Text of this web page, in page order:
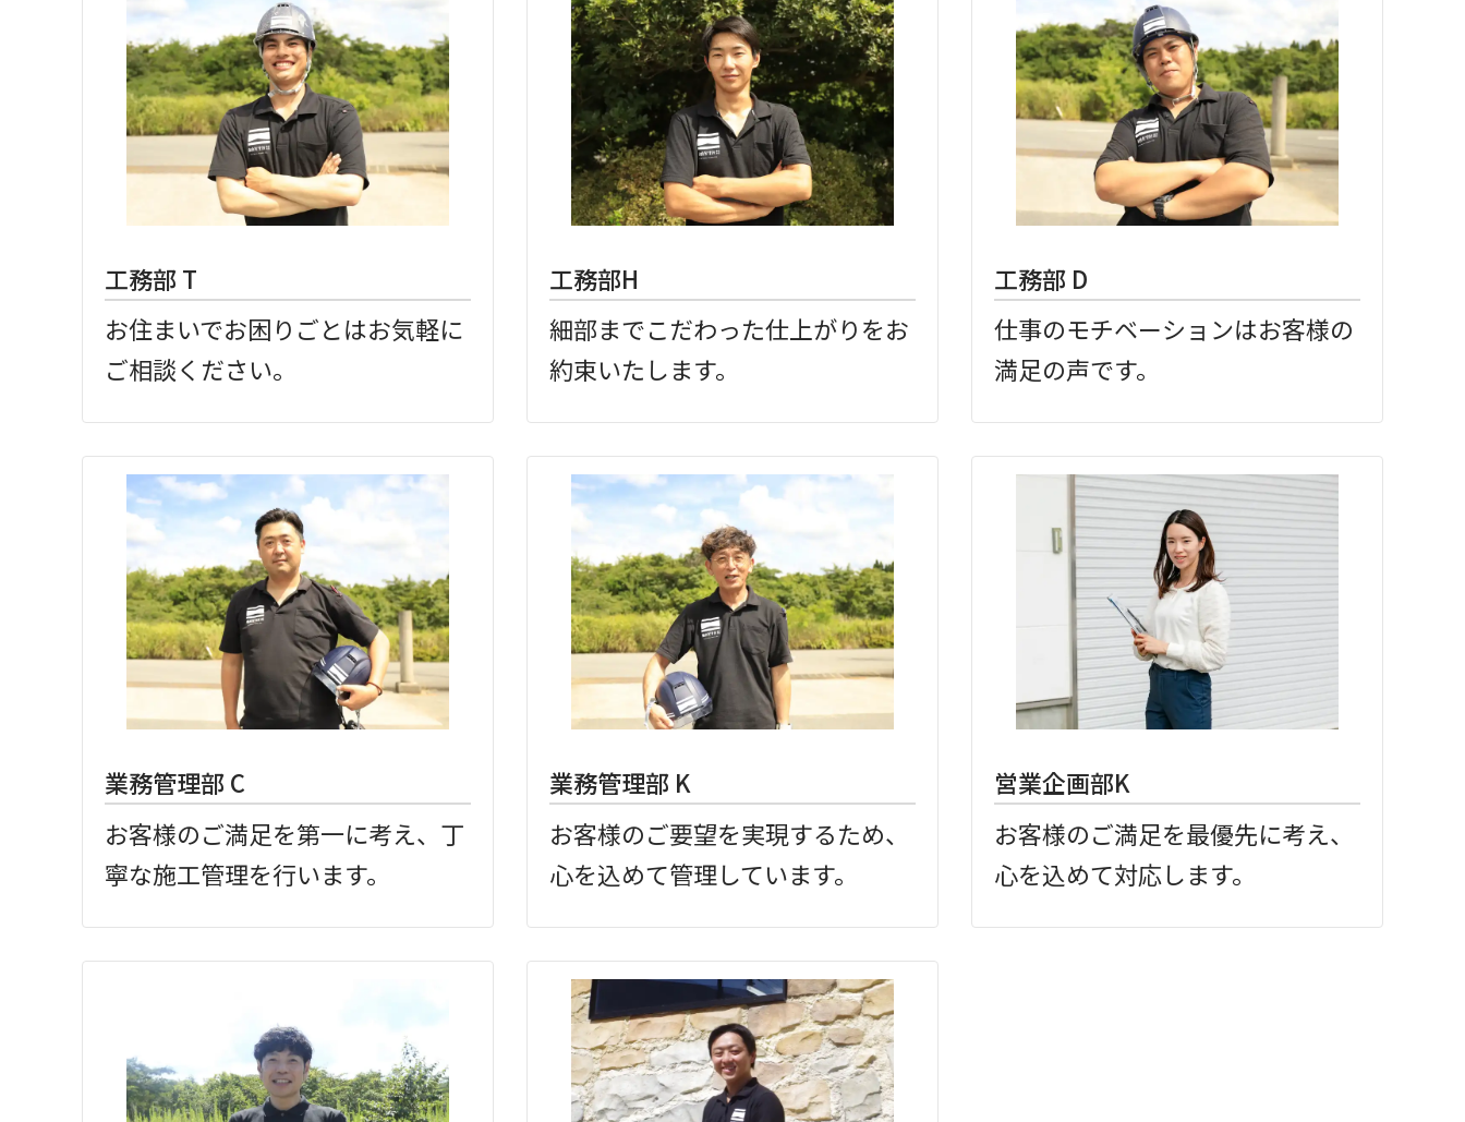
工務部 T
お住まいでお困りごとはお気軽に
ご相談ください。
工務部H
細部までこだわった仕上がりをお
約束いたします。
工務部 D
仕事のモチベーションはお客様の
満足の声です。
業務管理部 C
お客様のご満足を第一に考え、丁
寧な施工管理を行います。
業務管理部 K
お客様のご要望を実現するため、
心を込めて管理しています。
営業企画部K
お客様のご満足を最優先に考え、
心を込めて対応します。